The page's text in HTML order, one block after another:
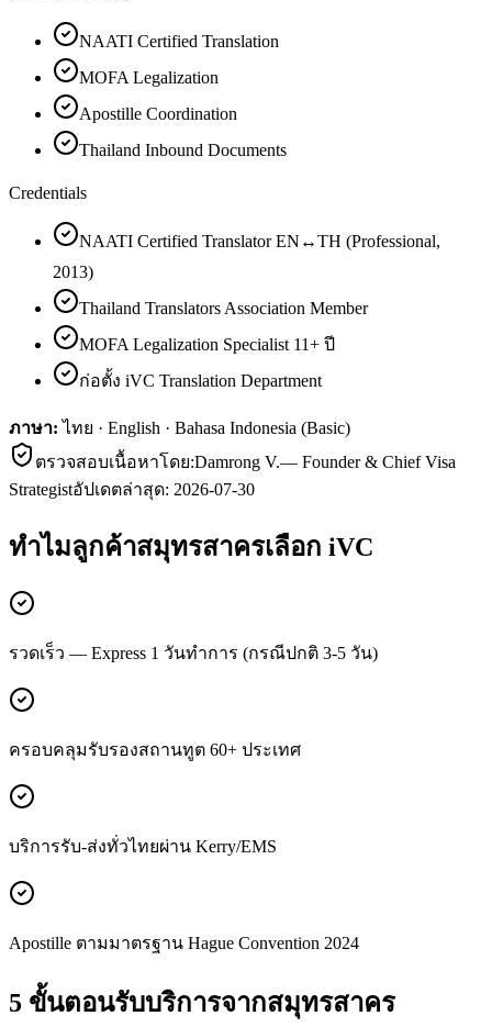
NAATI Certified Translation
MOFA Legalization
Apostille Coordination
Thailand Inbound Documents
Credentials
NAATI Certified Translator EN↔TH (Professional,
2013)
Thailand Translators Association Member
MOFA Legalization Specialist 11+ ปี
ก่อตั้ง iVC Translation Department
ภาษา: ไทย · English · Bahasa Indonesia (Basic)
ตรวจสอบเนื้อหาโดย:Damrong V.— Founder & Chief Visa
Strategistอัปเดตล่าสุด: 2026-07-30
ทำไมลูกค้าสมุทรสาครเลือก iVC
รวดเร็ว — Express 1 วันทำการ (กรณีปกติ 3-5 วัน)
ครอบคลุมรับรองสถานทูต 60+ ประเทศ
บริการรับ-ส่งทั่วไทยผ่าน Kerry/EMS
Apostille ตามมาตรฐาน Hague Convention 2024
5 ขั้นตอนรับบริการจากสมุทรสาคร